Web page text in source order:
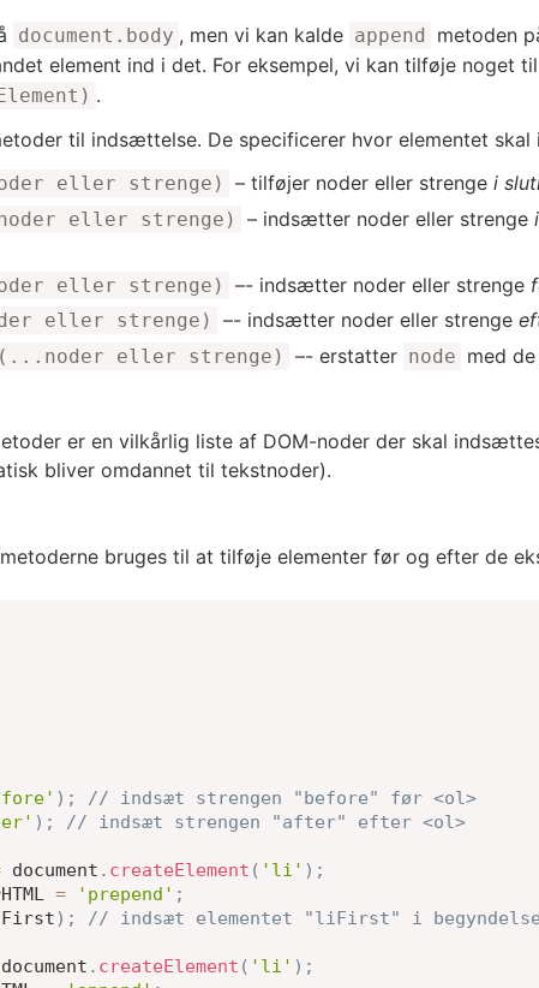
document.body , men vi kan kalde append
metoden
element ind i det. For eksempel, vi kan tilføje noget til
.
til indsættelse. De specificerer hvor elementet
eller strenge) – tilføjer noder eller strenge i
eller strenge) – indsætter noder eller strenge
eller strenge) –- indsætter noder eller strenge
eller strenge) –- indsætter noder eller strenge
eller strenge) –- erstatter node med
er en vilkårlig liste af DOM-noder der skal
bliver omdannet til tekstnoder).
bruges til at tilføje elementer før og efter de
) ;
// indsæt strengen "before" før <ol>
) ; // indsæt strengen "after" efter <ol>
document . createElement ( 'li' ) ;
= 'prepend' ;
) ; // indsæt elementet "liFirst" i
document . createElement ( 'li' ) ;